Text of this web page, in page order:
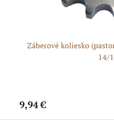
Záberové koliesko
14/
9,94 €
Z